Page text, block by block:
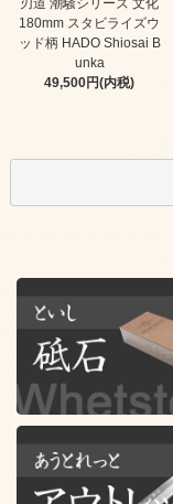
刃道 潮騒シリーズ 文化
180mm スタビライズウ
ッド柄 HADO Shiosai B
unka
49,500円(内税)